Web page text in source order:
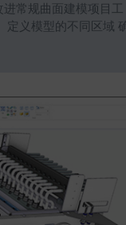
常规曲面建模项目工
定义模型的不同区域